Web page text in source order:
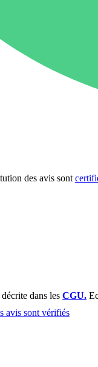
des avis sont
dans les CGU.
avis sont vérifiés